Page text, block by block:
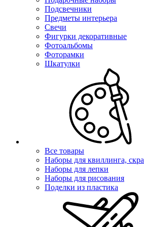
Подсвечники
Предметы интерьера
Свечи
Фигурки декоративные
Фотоальбомы
Фоторамки
Шкатулки
Все товары
Наборы для квиллинга,
Наборы для лепки
Наборы для рисования
Поделки из пластика